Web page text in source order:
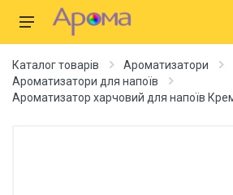
Каталог товарів
Ароматизатори
Ароматизатори для напоїв
Ароматизатор харчовий для напоїв